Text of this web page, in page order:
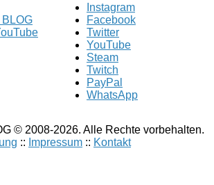
Instagram
Facebook
Twitter
YouTube
Steam
Twitch
PayPal
WhatsApp
© 2008-2026. Alle Rechte vorbehalten.
:: Impressum :: Kontakt